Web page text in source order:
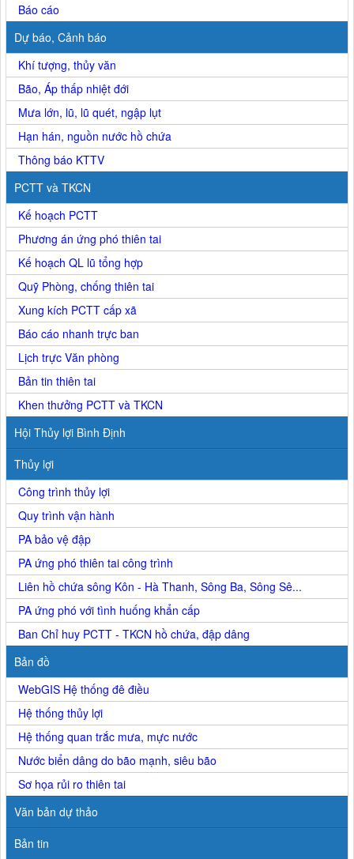
Báo cáo
Dự báo, Cảnh báo
Khí tượng, thủy văn
Bão, Áp thấp nhiệt đới
Mưa lớn, lũ, lũ quét, ngập lụt
Hạn hán, nguồn nước hồ chứa
Thông báo KTTV
PCTT và TKCN
Kế hoạch PCTT
Phương án ứng phó thiên tai
Kế hoạch QL lũ tổng hợp
Quỹ Phòng, chống thiên tai
Xung kích PCTT cấp xã
Báo cáo nhanh trực ban
Lịch trực Văn phòng
Bản tin thiên tai
Khen thưởng PCTT và TKCN
Hội Thủy lợi Bình Định
Thủy lợi
Công trình thủy lợi
Quy trình vận hành
PA bảo vệ đập
PA ứng phó thiên tai công trình
Liên hồ chứa sông Kôn - Hà Thanh, Sông Ba, Sông Sê...
PA ứng phó với tình huống khẩn cấp
Ban Chỉ huy PCTT - TKCN hồ chứa, đập dâng
Bản đồ
WebGIS Hệ thống đê điều
Hệ thống thủy lợi
Hệ thống quan trắc mưa, mực nước
Nước biển dâng do bão mạnh, siêu bão
Sơ họa rủi ro thiên tai
Văn bản dự thảo
Bản tin